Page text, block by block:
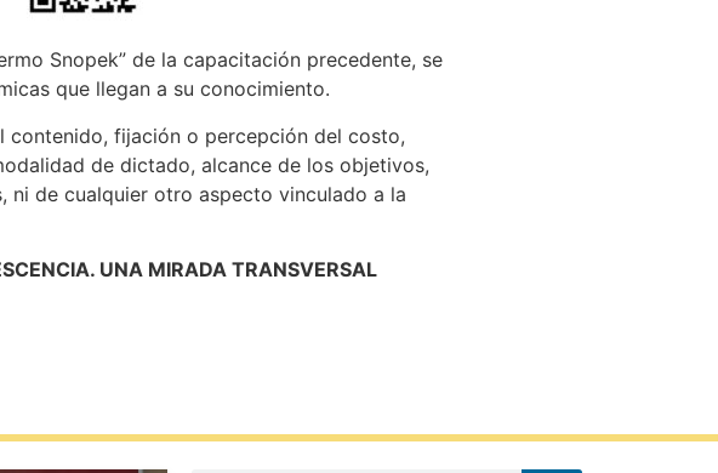
Snopek” de la capacitación precedente, se
que llegan a su conocimiento.
contenido, fijación o percepción del costo,
de dictado, alcance de los objetivos,
de cualquier otro aspecto vinculado a la
UNA MIRADA TRANSVERSAL